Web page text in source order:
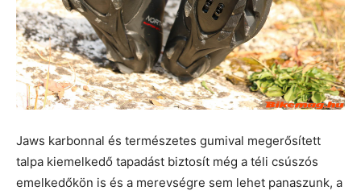
Jaws karbonnal és természetes gumival megerősített
talpa kiemelkedő tapadást biztosít még a téli csúszós
emelkedőkön is és a merevségre sem lehet panaszunk, a